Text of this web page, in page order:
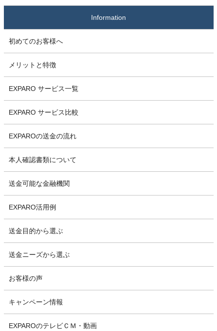
Information
初めてのお客様へ
メリットと特徴
EXPARO サービス一覧
EXPARO サービス比較
EXPAROの送金の流れ
本人確認書類について
送金可能な金融機関
EXPARO活用例
送金目的から選ぶ
送金ニーズから選ぶ
お客様の声
キャンペーン情報
EXPAROのテレビＣＭ・動画